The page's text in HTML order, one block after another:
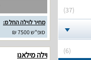
(37)
(6)
מחיר לוילה החל מ:
סופ"ש 7500 ₪
וילה מילאנו